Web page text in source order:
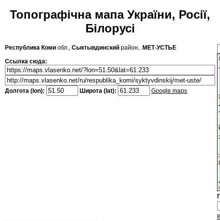
Топографічна мапа України, Росії,
Білорусі
Республика Коми обл., Сыктывдинский район, .МЕТ-УСТЬЕ
Ссылка сюда:
Долгота (lon): Широта (lat): Google maps